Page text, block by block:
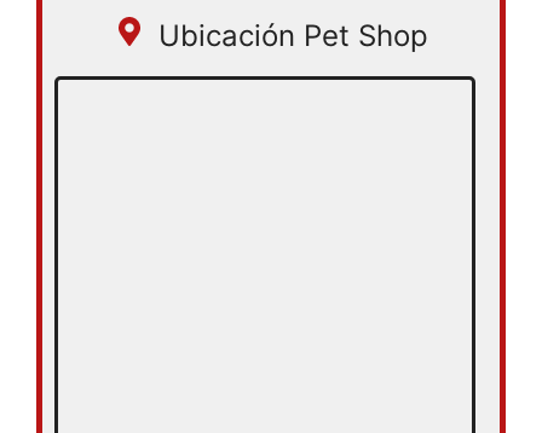
Ubicación Pet Shop